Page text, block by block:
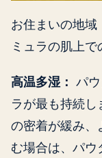
お住まいの地
ミュラの肌上で
高温多湿： パ
ラが最も持続
の密着が緩み、
む場合は、パウ